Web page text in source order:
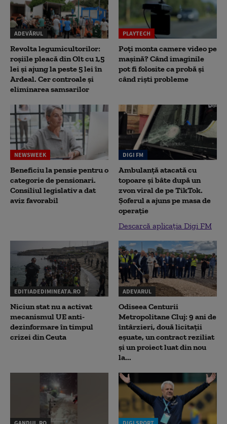
ADEVĂRUL
Revolta legumicultorilor:
roșiile pleacă din Olt cu 1,5
lei și ajung la peste 5 lei în
Ardeal. Cer controale și
eliminarea samsarilor
PLAYTECH
Poți monta camere video pe
mașină? Când imaginile
pot fi folosite ca probă și
când riști probleme
NEWSWEEK
Beneficiu la pensie pentru o
categorie de pensionari.
Consiliul legislativ a dat
aviz favorabil
DIGI FM
Ambulanță atacată cu
topoare și bâte după un
zvon viral de pe TikTok.
Șoferul a ajuns pe masa de
operație
Descarcă aplicația Digi FM
EDITIADEDIMINEATA.RO
Niciun stat nu a activat
mecanismul UE anti-
dezinformare în timpul
crizei din Ceuta
ADEVARUL
Odiseea Centurii
Metropolitane Cluj: 9 ani de
întârzieri, două licitații
eșuate, un contract reziliat
și un proiect luat din nou
la...